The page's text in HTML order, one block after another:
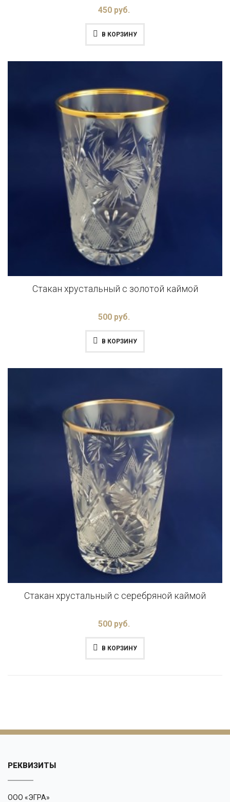
450 руб.
В КОРЗИНУ
Стакан хрустальный с золотой каймой
500 руб.
В КОРЗИНУ
Стакан хрустальный с серебряной каймой
500 руб.
В КОРЗИНУ
РЕКВИЗИТЫ
ООО «ЭГРА»